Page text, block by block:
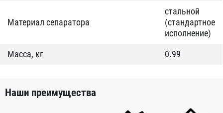
Материал сепаратора
стальной
(стандартное
исполнение)
Масса, кг
0.99
Наши преимущества